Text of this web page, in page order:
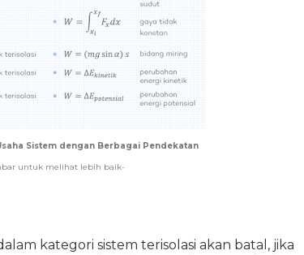
Sistem dengan Berbagai Pendekatan
untuk melihat lebih baik-
kategori sistem terisolasi akan batal, jika